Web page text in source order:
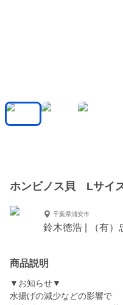
ホンビノス貝 Lサイ
千葉県浦安市
鈴木徳浩 | （有）
商品説明
▼お知らせ▼
水揚げの減少などの影響で